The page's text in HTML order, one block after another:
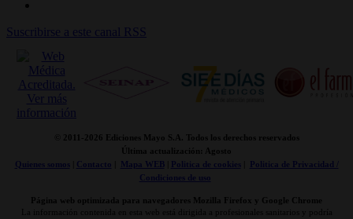
Suscribirse a este canal RSS
© 2011- 2026 Ediciones Mayo S.A. Todos los derechos reservados
Última actualización: Agosto
Quienes somos| Contacto Mapa WEB| Politica de cookies|
Politica de Privacidad /
Condiciones de uso
Página web optimizada para navegadores Mozilla Firefox y Google Chrome
La información contenida en esta web está dirigida a profesionales sanitarios y podría